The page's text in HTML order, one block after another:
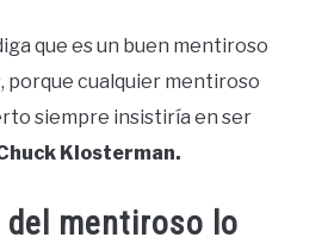
que es un buen mentiroso
porque cualquier mentiroso
siempre insistiría en ser
Klosterman.
del mentiroso lo